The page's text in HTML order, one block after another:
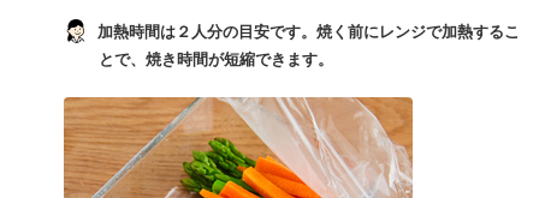
加熱時間は２人分の目安です。焼く前にレンジで加熱するこ
とで、焼き時間が短縮できます。